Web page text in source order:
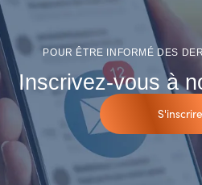
POUR ÊTRE INFORMÉ DES
Inscrivez-vous à
S'inscrire